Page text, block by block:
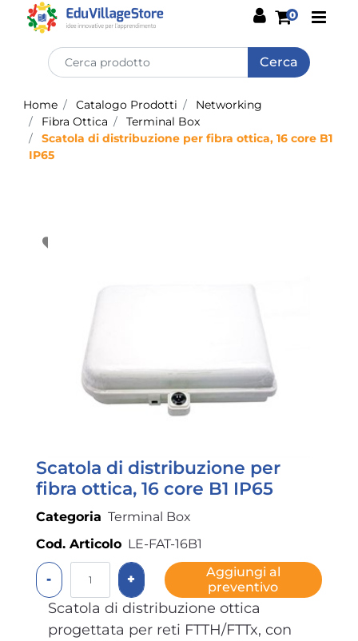
0
Home Catalogo Prodotti
Networking
Fibra Ottica
Terminal Box
Scatola di distribuzione per fibra ottica, 16 core B1
IP65
Scatola di distribuzione per
fibra ottica, 16 core B1 IP65
Categoria Terminal Box
Cod. Articolo LE-FAT-16B1
Quantità
Aggiungi al
preventivo
Scatola di distribuzione ottica
progettata per reti FTTH/FTTx, con